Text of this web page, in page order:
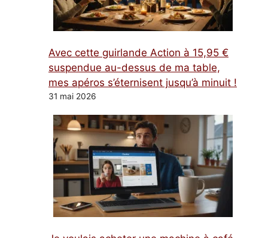
Avec cette guirlande Action à 15,95 €
suspendue au-dessus de ma table,
mes apéros s’éternisent jusqu’à minuit !
31 mai 2026